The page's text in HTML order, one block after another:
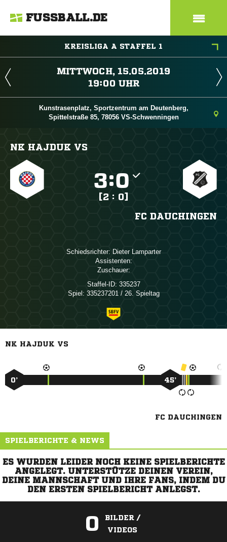
FUSSBALL.DE
KREISLIGA A STAFFEL 1
 
 
Kunstrasenplatz, Sportzentrum am Deutenberg,
Spittelstraße 85, 78056 VS-Schwenningen
NK HAJDUK VS
:
[2 : 0]
FC DAUCHINGEN
Schiedsrichter:  
Assistenten:
Zuschauer:
Staffel-ID: 335237
Spiel: 335237201 / 26. Spieltag
NK HAJDUK VS
0’ 45’
FC DAUCHINGEN
SPIELBERICHTE & NEWS
ES WURDEN LEIDER NOCH KEINE SPIELBERICHTE
ANGELEGT. UNTERSTÜTZE DEINEN VEREIN,
DEINE MANNSCHAFT UND IHRE FANS, INDEM DU
DEN ERSTEN SPIELBERICHT ANLEGST.
0
BILDER /
VIDEOS